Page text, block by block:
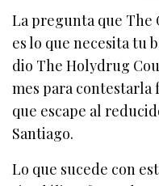
La pregunta que The
es lo que necesita tu
dio The Holydrug
mes para contestarla
que escape al
Santiago.
Lo que sucede con